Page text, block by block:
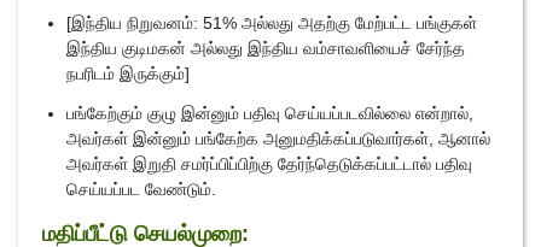
[இந்திய நிறுவனம்: 51% அல்லது அதற்கு மேற்பட்ட பங்குகள்
இந்திய குடிமகன் அல்லது இந்திய வம்சாவளியைச் சேர்ந்த
நபரிடம் இருக்கும்]
பங்கேற்கும் குழு இன்னும் பதிவு செய்யப்படவில்லை என்றால்,
அவர்கள் இன்னும் பங்கேற்க அனுமதிக்கப்படுவார்கள், ஆனால்
அவர்கள் இறுதி சமர்ப்பிப்பிற்கு தேர்ந்தெடுக்கப்பட்டால் பதிவு
செய்யப்பட வேண்டும்.
மதிப்பீட்டு செயல்முறை: